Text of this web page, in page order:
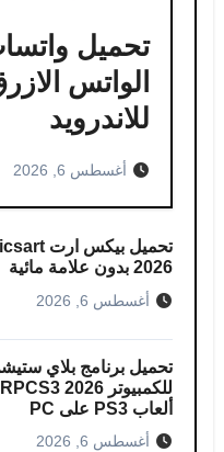
تحميل
للاندرويد
أغسطس 6, 2026
2026 بدون علامة مائية
أغسطس 6, 2026
ألعاب PS3 على PC
أغسطس 6, 2026